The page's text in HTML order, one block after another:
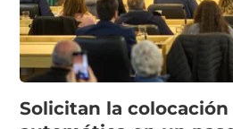
Solicitan la